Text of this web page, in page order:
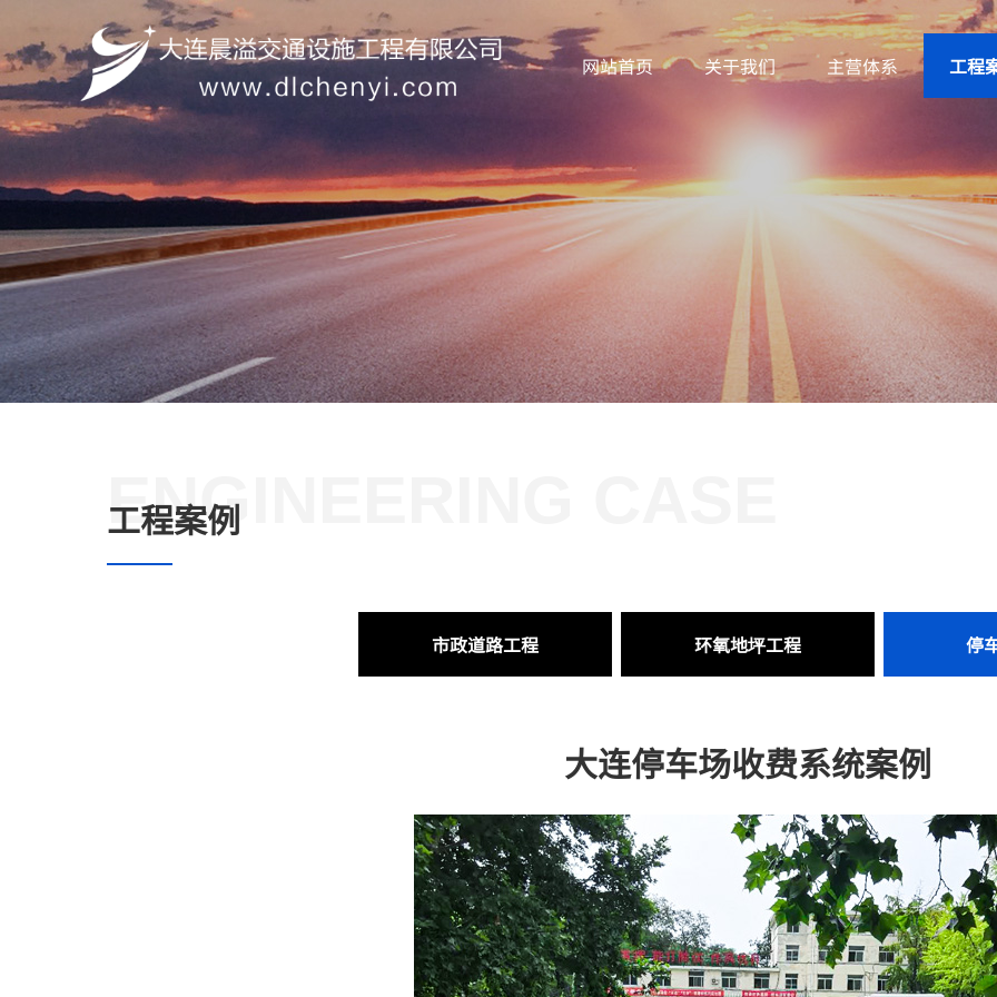
网站首页 关于我们 主营体系 工程
ENGINEERING CASE
工程案例
市政道路工程 环氧地坪工程 停
大连停车场收费系统案例